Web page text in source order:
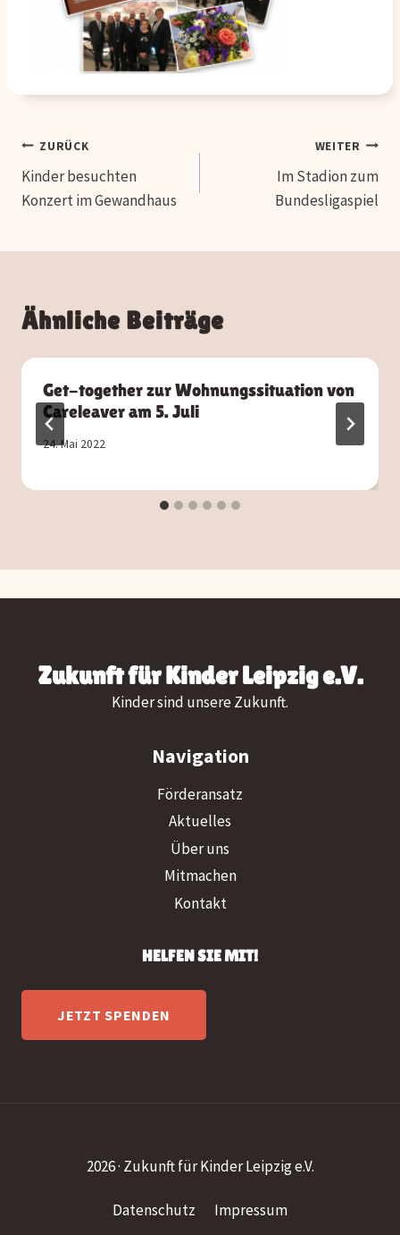
Beitragsnavigation
ZURÜCK
Kinder besuchten
Konzert im Gewandhaus
WEITER
Im Stadion zum
Bundesligaspiel
Ähnliche Beiträge
Get-together zur Wohnungssituation von
Careleaver am 5. Juli
24. Mai 2022
Zukunft für Kinder Leipzig e.V.
Kinder sind unsere Zukunft.
Navigation
Förderansatz
Aktuelles
Über uns
Mitmachen
Kontakt
HELFEN SIE MIT!
JETZT SPENDEN
2026 · Zukunft für Kinder Leipzig e.V.
Datenschutz Impressum